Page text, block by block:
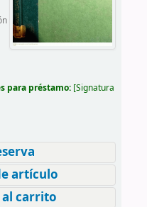
para préstamo: Signatura
artículo
carrito